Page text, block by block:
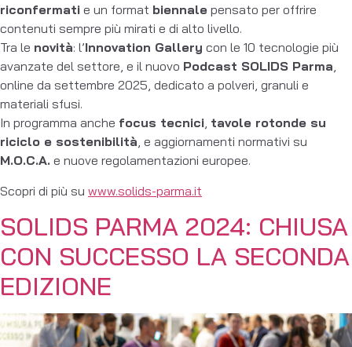
riconfermati e un format biennale pensato per offrire
contenuti sempre più mirati e di alto livello.
Tra le novità: l’Innovation Gallery con le 10 tecnologie più
avanzate del settore, e il nuovo Podcast SOLIDS Parma,
online da settembre 2025, dedicato a polveri, granuli e
materiali sfusi.
In programma anche focus tecnici, tavole rotonde su
riciclo e sostenibilità, e aggiornamenti normativi su
M.O.C.A. e nuove regolamentazioni europee.
Scopri di più su www.solids-parma.it
SOLIDS PARMA 2024: CHIUSA
CON SUCCESSO LA SECONDA
EDIZIONE